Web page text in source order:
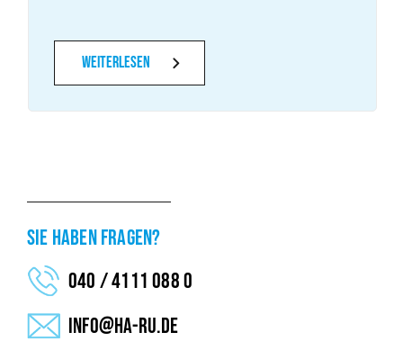
Weiterlesen
SIE HABEN FRAGEN?
040 / 4111 088 0
info@ha-ru.de